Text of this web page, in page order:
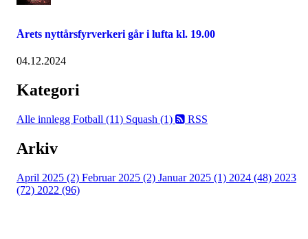
Årets nyttårsfyrverkeri går i lufta kl. 19.00
04.12.2024
Kategori
Alle innlegg Fotball (11) Squash (1) RSS
Arkiv
April 2025 (2) Februar 2025 (2) Januar 2025 (1) 2024 (48) 2023
(72) 2022 (96)